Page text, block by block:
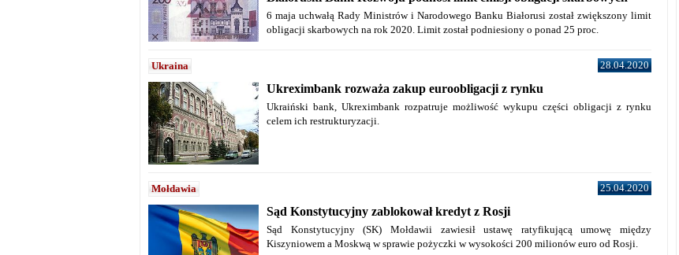
6 maja uchwałą Rady Ministrów i Narodowego Banku Białorusi został zwiększony limit
obligacji skarbowych na rok 2020. Limit został podniesiony o ponad 25 proc.
Ukraina 28.04.2020
Ukreximbank rozważa zakup euroobligacji z rynku
Ukraiński bank, Ukreximbank rozpatruje możliwość wykupu części obligacji z rynku
celem ich restrukturyzacji.
Mołdawia 25.04.2020
Sąd Konstytucyjny zablokował kredyt z Rosji
Sąd Konstytucyjny (SK) Mołdawii zawiesił ustawę ratyfikującą umowę między
Kiszyniowem a Moskwą w sprawie pożyczki w wysokości 200 milionów euro od Rosji.